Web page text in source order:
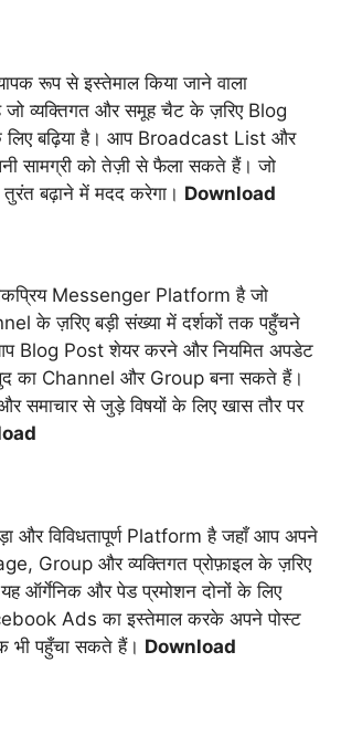
रूप से इस्तेमाल किया जाने वाला
व्यक्तिगत और समूह चैट के ज़रिए Blog
बढ़िया है। आप Broadcast List और
सामग्री को तेज़ी से फैला सकते हैं। जो
बढ़ाने में मदद करेगा। Download
Messenger Platform है जो
के ज़रिए बड़ी संख्या में दर्शकों तक पहुँचने
Blog Post शेयर करने और नियमित अपडेट
का Channel और Group बना सकते हैं।
समाचार से जुड़े विषयों के लिए खास तौर पर
और विविधतापूर्ण Platform है जहाँ आप अपने
Group और व्यक्तिगत प्रोफ़ाइल के ज़रिए
ऑर्गेनिक और पेड प्रमोशन दोनों के लिए
Ads का इस्तेमाल करके अपने पोस्ट
भी पहुँचा सकते हैं। Download